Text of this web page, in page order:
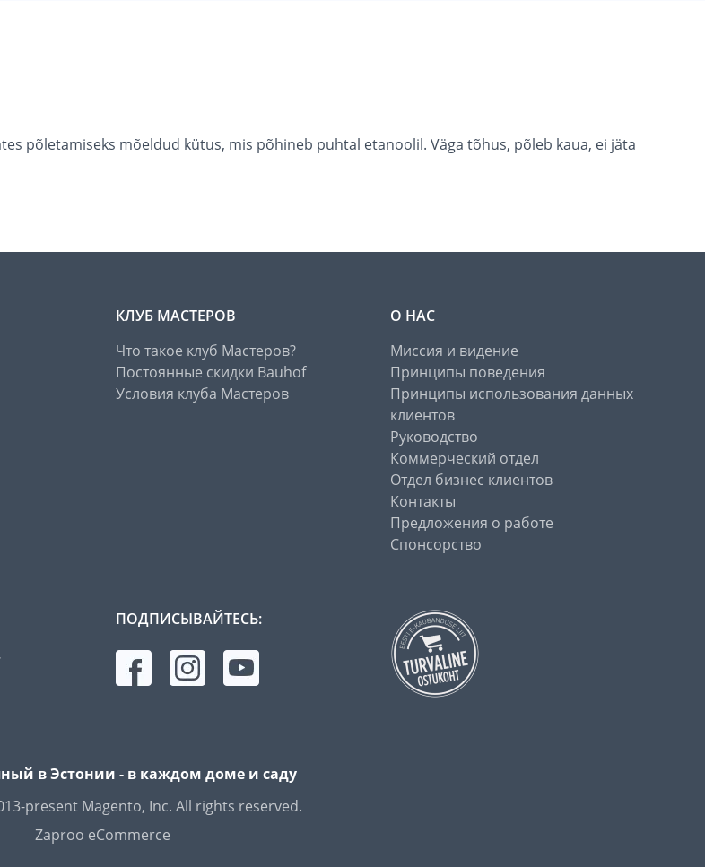
põletamiseks mõeldud kütus, mis põhineb puhtal etanoolil. Väga tõhus, põleb kaua, ei jäta
КЛУБ МАСТЕРОВ
Что такое клуб Мастеров?
Постоянные скидки Bauhof
Условия клуба Мастеров
О НАС
Миссия и видение
Принципы поведения
Принципы использования данных
клиентов
Руководство
Коммерческий отдел
Отдел бизнес клиентов
Контакты
Предложения о работе
Спонсорство
ПОДПИСЫВАЙТЕСЬ:
в Эстонии - в каждом доме и саду
present Magento, Inc. All rights reserved.
Zaproo eCommerce